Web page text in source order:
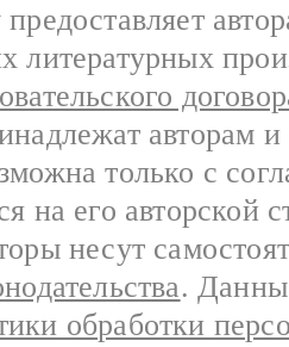
литературных
авторам
только с
на его авторской
несут
.
обработки